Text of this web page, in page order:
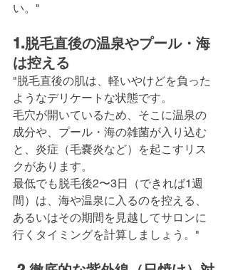
い。"
1.脱毛直後の温泉やプール・海
は控える
"脱毛直後の肌は、軽いやけどを負った
ようなデリケートな状態です。
毛穴が開いているため、そこに温泉の
成分や、プール・海の雑菌が入り込む
と、炎症（毛嚢炎など）を起こすリス
クがあります。
最低でも脱毛後2〜3日（できれば1週
間）は、海や温泉に入るのを控える、
あるいはその期間を見越してサロンに
行くタイミングを計算しましょう。"